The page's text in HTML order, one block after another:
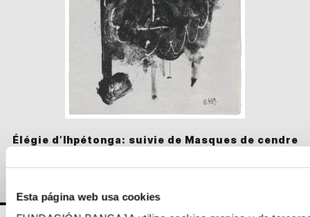
Esta página web usa cookies
Élégie d’Ihpétonga: suivie de Masques de cendre